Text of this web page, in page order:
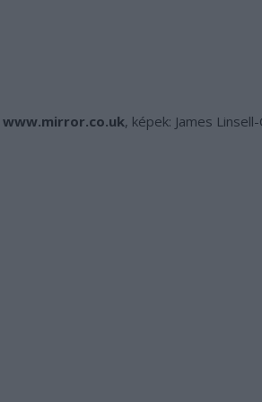
www.mirror.co.uk, képek: James